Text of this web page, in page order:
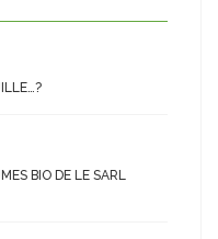
BIO DE LE SARL